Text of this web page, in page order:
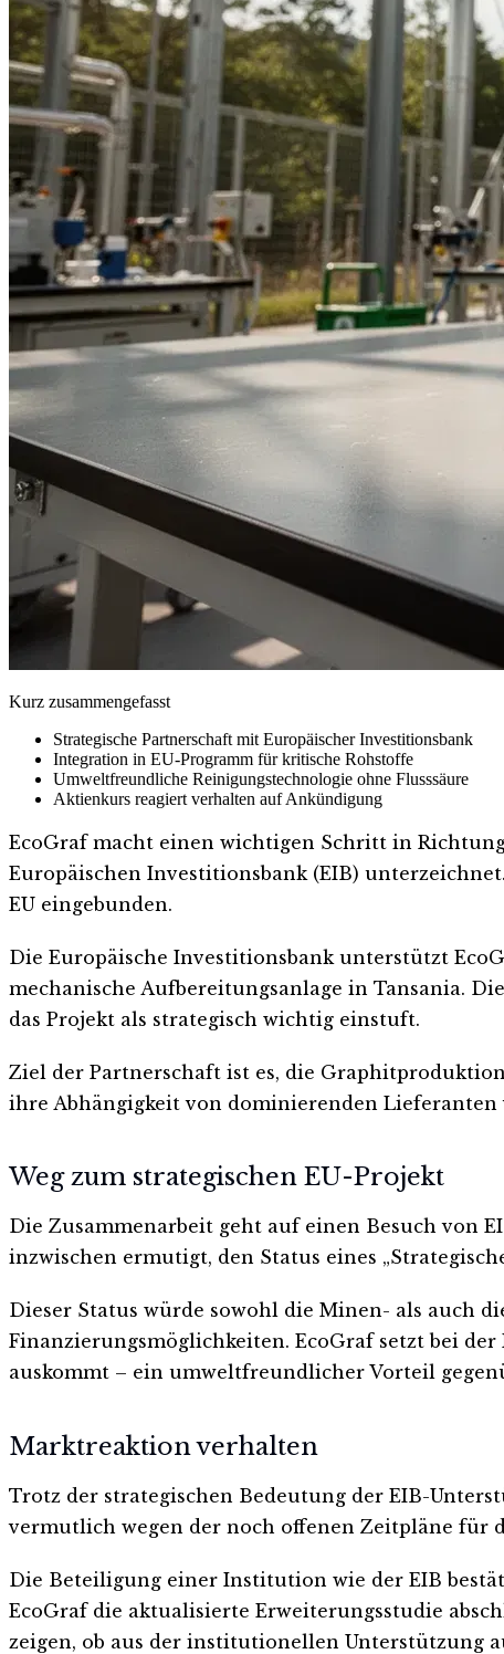
Kurz zusammengefasst
Strategische Partnerschaft mit Europäischer Investitionsbank
Integration in EU-Programm für kritische Rohstoffe
Umweltfreundliche Reinigungstechnologie ohne Flusssäure
Aktienkurs reagiert verhalten auf Ankündigung
EcoGraf macht einen wichtigen Schritt in
Europäischen Investitionsbank (EIB)
EU eingebunden.
Die Europäische Investitionsbank unterstützt
mechanische Aufbereitungsanlage in Tansania.
das Projekt als strategisch wichtig einstuft.
Ziel der Partnerschaft ist es, die
ihre Abhängigkeit von dominierenden
Weg zum strategischen EU-Projekt
Die Zusammenarbeit geht auf einen Besuch von
inzwischen ermutigt, den Status eines
Dieser Status würde sowohl die Minen- als auch
Finanzierungsmöglichkeiten. EcoGraf setzt bei
auskommt – ein umweltfreundlicher Vorteil
Marktreaktion verhalten
Trotz der strategischen Bedeutung der EIB-
vermutlich wegen der noch offenen Zeitpläne für
Die Beteiligung einer Institution wie der EIB
EcoGraf die aktualisierte Erweiterungsstudie
zeigen, ob aus der institutionellen Unterstützung